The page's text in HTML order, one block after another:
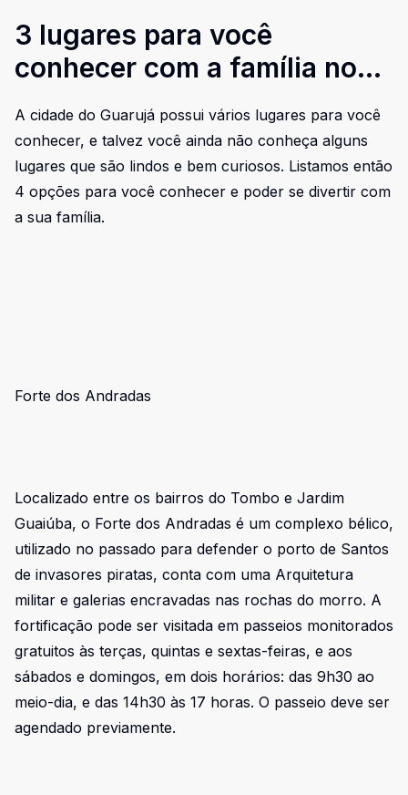
3 lugares para você
conhecer com a família no
A cidade do Guarujá possui vários lugares para você
conhecer, e talvez você ainda não conheça alguns
lugares que são lindos e bem curiosos. Listamos então
4 opções para você conhecer e poder se divertir com
a sua família.
Forte dos Andradas
Localizado entre os bairros do Tombo e Jardim
Guaiúba, o Forte dos Andradas é um complexo bélico,
utilizado no passado para defender o porto de Santos
de invasores piratas, conta com uma Arquitetura
militar e galerias encravadas nas rochas do morro. A
fortificação pode ser visitada em passeios monitorados
gratuitos às terças, quintas e sextas-feiras, e aos
sábados e domingos, em dois horários: das 9h30 ao
meio-dia, e das 14h30 às 17 horas. O passeio deve ser
agendado previamente.